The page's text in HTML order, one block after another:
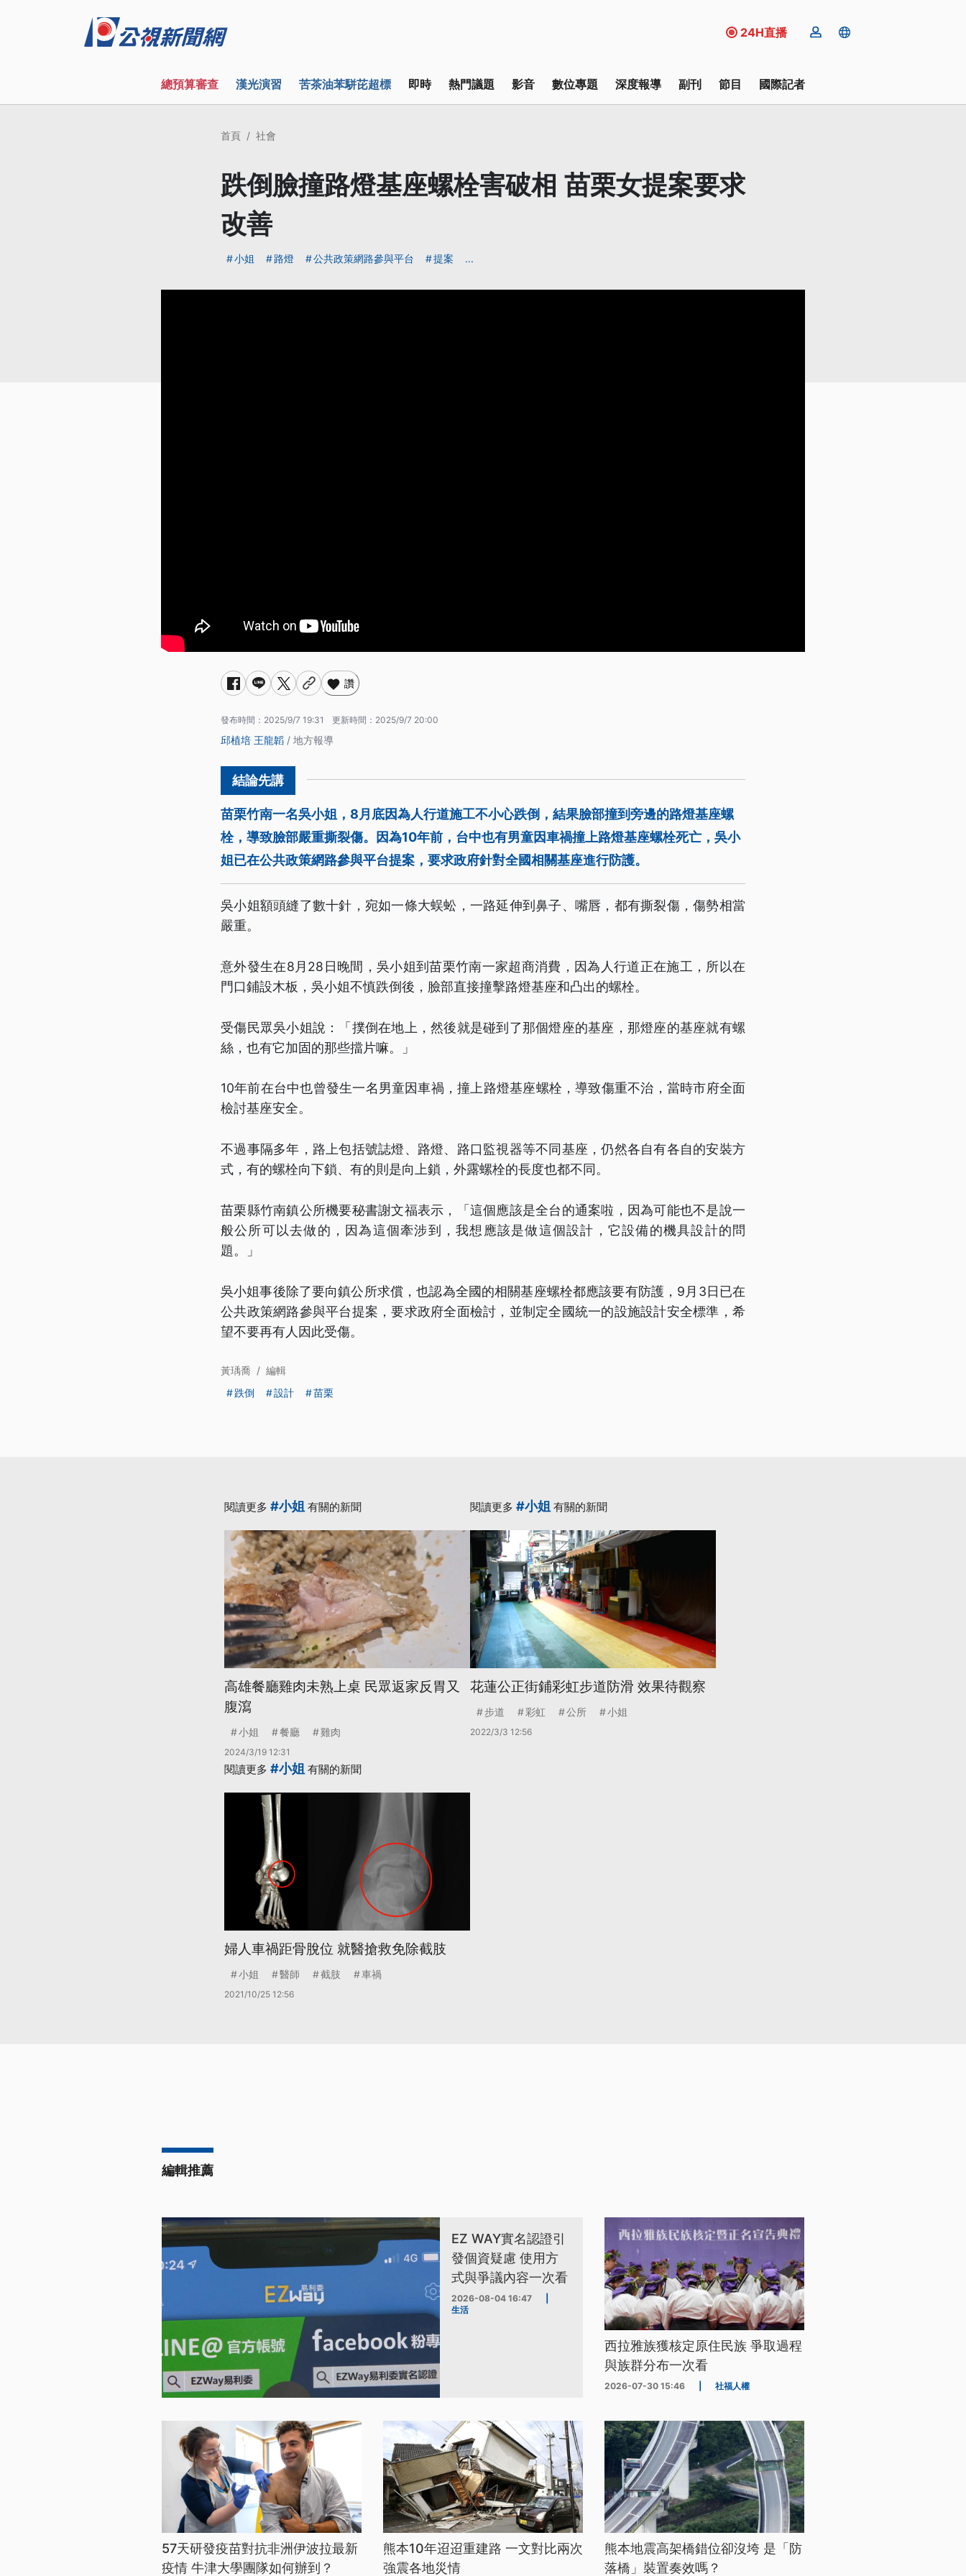
24H直播
總預算審查 漢光演習 苦茶油苯駢芘超標 即時 熱門議題 影音 數位專題 深度報導 副刊 節目 國際記者
首頁 社會
跌倒臉撞路燈基座螺栓害破相 苗栗女提案要求
改善
小姐 路燈 公共政策網路參與平台 提案 ...
讚
發布時間： 2025/9/7 19:31 更新時間： 2025/9/7 20:00
邱植培 王龍韜 / 地方報導
苗栗竹南一名吳小姐，8月底因為人行道施工不小心跌倒，結果臉部撞到旁邊的路燈基座螺
栓，導致臉部嚴重撕裂傷。因為10年前，台中也有男童因車禍撞上路燈基座螺栓死亡，吳小
姐已在公共政策網路參與平台提案，要求政府針對全國相關基座進行防護。
吳小姐額頭縫了數十針，宛如一條大蜈蚣，一路延伸到鼻子、嘴唇，都有撕裂傷，傷勢相當
嚴重。
意外發生在8月28日晚間，吳小姐到苗栗竹南一家超商消費，因為人行道正在施工，所以在
門口鋪設木板，吳小姐不慎跌倒後，臉部直接撞擊路燈基座和凸出的螺栓。
受傷民眾吳小姐說：「撲倒在地上，然後就是碰到了那個燈座的基座，那燈座的基座就有螺
絲，也有它加固的那些擋片嘛。」
10年前在台中也曾發生一名男童因車禍，撞上路燈基座螺栓，導致傷重不治，當時市府全面
檢討基座安全。
不過事隔多年，路上包括號誌燈、路燈、路口監視器等不同基座，仍然各自有各自的安裝方
式，有的螺栓向下鎖、有的則是向上鎖，外露螺栓的長度也都不同。
苗栗縣竹南鎮公所機要秘書謝文福表示，「這個應該是全台的通案啦，因為可能也不是說一
般公所可以去做的，因為這個牽涉到，我想應該是做這個設計，它設備的機具設計的問
題。」
吳小姐事後除了要向鎮公所求償，也認為全國的相關基座螺栓都應該要有防護，9月3日已在
公共政策網路參與平台提案，要求政府全面檢討，並制定全國統一的設施設計安全標準，希
望不要再有人因此受傷。
黃瑀喬 / 編輯
跌倒
設計 苗栗
閱讀更多 #小姐 有關的新聞
高雄餐廳雞肉未熟上桌 民眾返家反胃又
腹瀉
小姐 餐廳 雞肉
2024/3/19 12:31
閱讀更多 #小姐 有關的新聞
花蓮公正街鋪彩虹步道防滑 效果待觀察
步道 彩虹 公所 小姐
2022/3/3 12:56
閱讀更多 #小姐 有關的新聞
婦人車禍距骨脫位 就醫搶救免除截肢
小姐 醫師 截肢 車禍
2021/10/25 12:56
編輯推薦
EZ WAY實名認證引
發個資疑慮 使用方
式與爭議內容一次看
2026-08-04 16:47
生活
西拉雅族獲核定原住民族 爭取過程
與族群分布一次看
2026-07-30 15:46 社福人權
57天研發疫苗對抗非洲伊波拉最新
疫情 牛津大學團隊如何辦到？
熊本10年迢迢重建路 一文對比兩次
強震各地災情
熊本地震高架橋錯位卻沒垮 是「防
落橋」裝置奏效嗎？